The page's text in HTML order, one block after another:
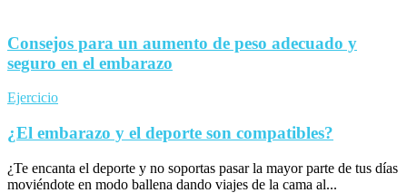
Consejos para un aumento de peso adecuado y
seguro en el embarazo
Ejercicio
¿El embarazo y el deporte son compatibles?
¿Te encanta el deporte y no soportas pasar la mayor parte de tus días
moviéndote en modo ballena dando viajes de la cama al...